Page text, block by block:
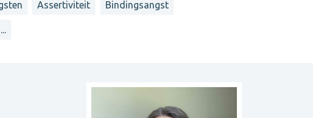
Assertiviteit Bindingsangst
...